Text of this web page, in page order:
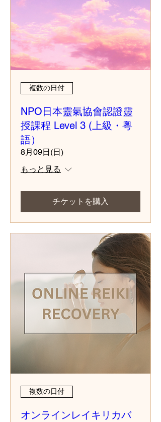
複数の日付
NPO日本靈氣協會認證靈
授課程 Level 3 (上級・粵
語）
8月09日(日)
もっと見る
チケットを購入
複数の日付
オンラインレイキリカバ